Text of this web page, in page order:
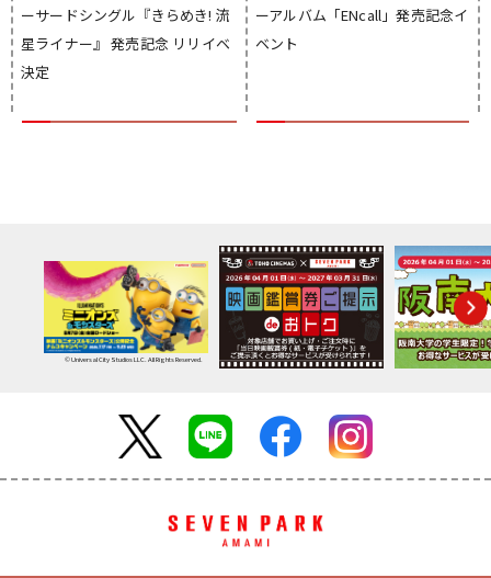
ーサードシングル『きらめき! 流
星ライナー』 発売記念 リリイベ
決定
ーアルバム「ENcall」発売記念イ
ベント
© Universal City Studios LLC. All Rights Reserved.